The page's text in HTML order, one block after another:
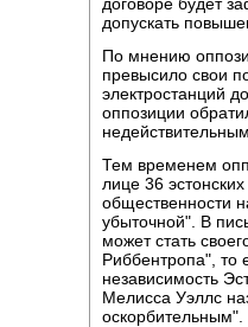
допускать
По мнению
превысило свои
электростанций
оппозиции
Тем временем
лице 36
общественности
убыточной". В
может стать
Риббентропа", то
независимость
Мелисса Уэллс
оскорбительным".